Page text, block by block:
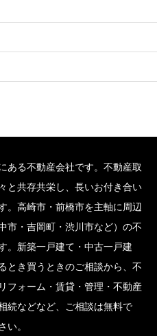
ある不動産会社です。不動産取
と共存共栄し、長いお付き合い
。高崎市・前橋市を主軸に周辺
市・吉岡町・渋川市など）の不
。新築一戸建て・中古一戸建
とき買うときのご相談から、不
フォーム・賃貸・管理・不動産
続などなど、ご相談は無料で
。